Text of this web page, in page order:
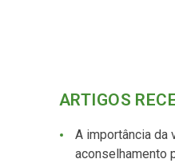
ARTIGOS
A importância da
aconselhamento